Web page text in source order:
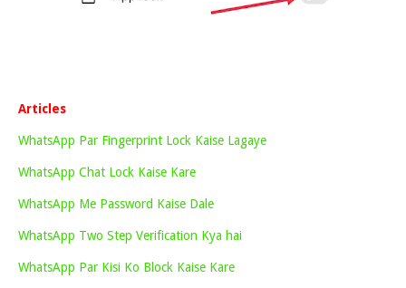
Articles
WhatsApp Par Fingerprint Lock Kaise Lagaye
WhatsApp Chat Lock Kaise Kare
WhatsApp Me Password Kaise Dale
WhatsApp Two Step Verification Kya hai
WhatsApp Par Kisi Ko Block Kaise Kare